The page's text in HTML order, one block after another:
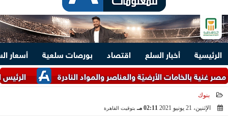
الرئيسية أخبار السلع اقتصاد بورصات سلعية
أسعار
الرئيس السيسي
بالخامات الأرضيّة والعناصر والمواد النادرة
بنوك
الإثنين، 21 يونيو 2021
02:11 مـ بتوقيت القاهرة